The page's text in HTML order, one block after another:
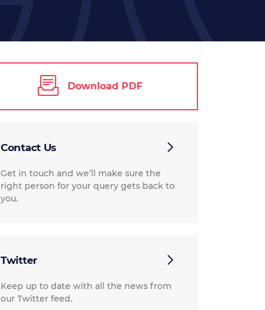
Download PDF
Contact Us
Get in touch and we’ll make sure the
right person for your query gets back to
you.
Twitter
Keep up to date with all the news from
our Twitter feed.